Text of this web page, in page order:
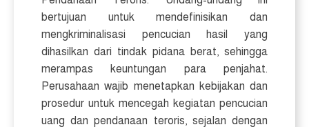
bertujuan untuk mendefinisikan dan
mengkriminalisasi pencucian hasil yang
dihasilkan dari tindak pidana berat, sehingga
merampas keuntungan para penjahat.
Perusahaan wajib menetapkan kebijakan dan
prosedur untuk mencegah kegiatan pencucian
uang dan pendanaan teroris, sejalan dengan